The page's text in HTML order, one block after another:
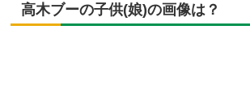
高木ブーの子供(娘)の画像は？